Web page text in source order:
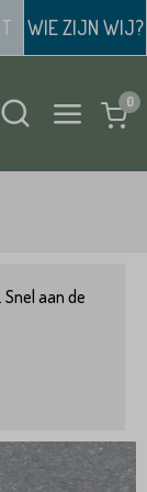
WIE ZIJN WIJ?
aan de